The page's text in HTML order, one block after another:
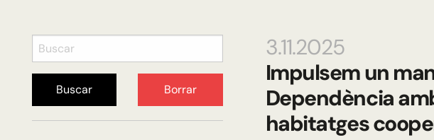
Buscar Borrar
3.11.2025
Impulsem un
Dependència
habitatges